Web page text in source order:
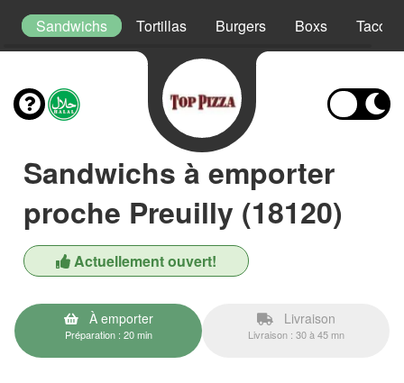
Sandwichs Tortillas Burgers Boxs Tacos
Sandwichs à emporter
proche Preuilly (18120)
Actuellement ouvert!
À emporter
Préparation : 20 min
Livraison
Livraison : 30 à 45 mn